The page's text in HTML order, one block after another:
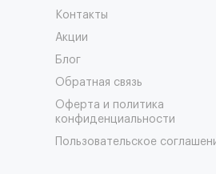
Контакты
Акции
Блог
Обратная связь
Оферта и политика
конфиденциальности
Пользовательское